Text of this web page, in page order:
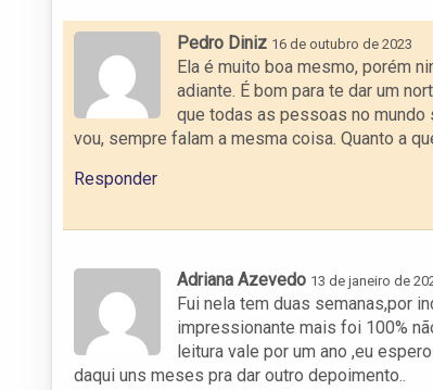
Pedro Diniz 16 de outubro de 2023
Ela é muito boa mesmo, porém
adiante. É bom para te dar um
que todas as pessoas no
vou, sempre falam a mesma coisa. Quanto a
Responder
Adriana Azevedo 13 de janeiro de
Fui nela tem duas semanas,por
impressionante mais foi 100%
leitura vale por um ano ,eu
daqui uns meses pra dar outro depoimento..